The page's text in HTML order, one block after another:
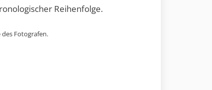
Reihenfolge.
des Fotografen.